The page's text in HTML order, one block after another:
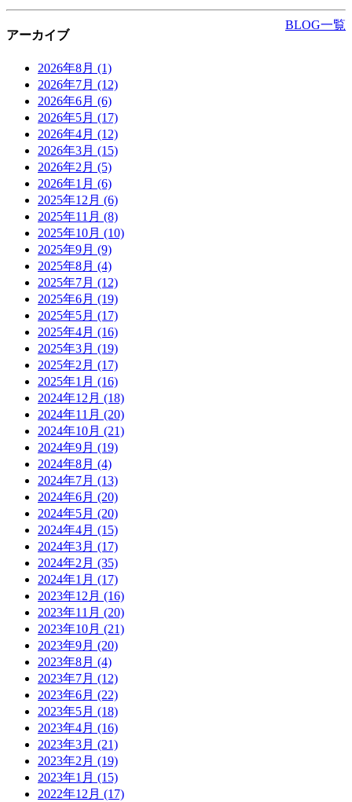
BLOG一覧
アーカイブ
2026年8月 (1)
2026年7月 (12)
2026年6月 (6)
2026年5月 (17)
2026年4月 (12)
2026年3月 (15)
2026年2月 (5)
2026年1月 (6)
2025年12月 (6)
2025年11月 (8)
2025年10月 (10)
2025年9月 (9)
2025年8月 (4)
2025年7月 (12)
2025年6月 (19)
2025年5月 (17)
2025年4月 (16)
2025年3月 (19)
2025年2月 (17)
2025年1月 (16)
2024年12月 (18)
2024年11月 (20)
2024年10月 (21)
2024年9月 (19)
2024年8月 (4)
2024年7月 (13)
2024年6月 (20)
2024年5月 (20)
2024年4月 (15)
2024年3月 (17)
2024年2月 (35)
2024年1月 (17)
2023年12月 (16)
2023年11月 (20)
2023年10月 (21)
2023年9月 (20)
2023年8月 (4)
2023年7月 (12)
2023年6月 (22)
2023年5月 (18)
2023年4月 (16)
2023年3月 (21)
2023年2月 (19)
2023年1月 (15)
2022年12月 (17)